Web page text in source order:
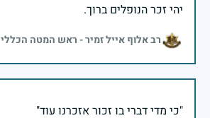
יהי זכר הנופלים ברוך.
רב אלוף אייל זמיר - ראש המטה הכללי